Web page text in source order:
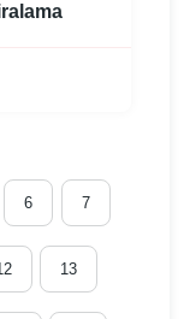
6 7
13